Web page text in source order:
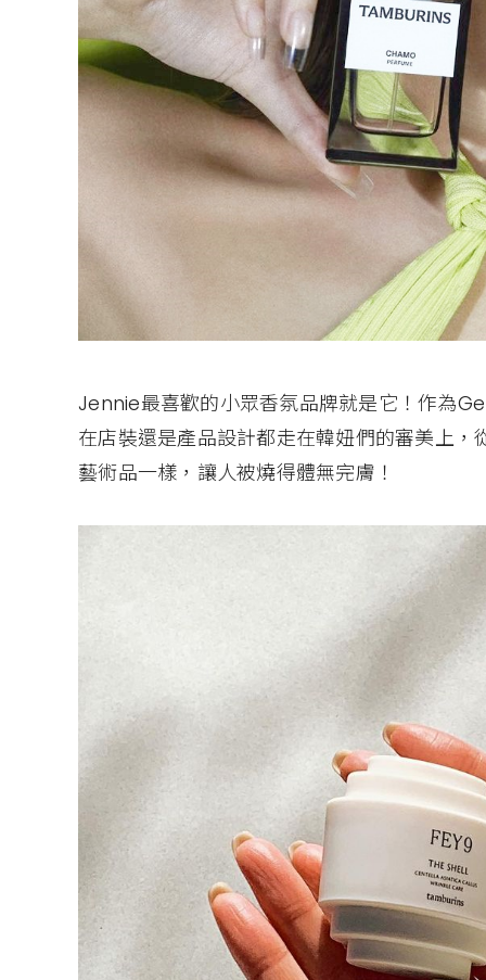
Jennie最喜歡的小眾香氛品牌就是它！作為
在店裝還是產品設計都走在韓妞們的審美上
藝術品一樣，讓人被燒得體無完膚！